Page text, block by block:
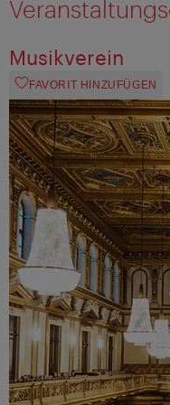
Musikverein
FAVORIT HINZUFÜGEN